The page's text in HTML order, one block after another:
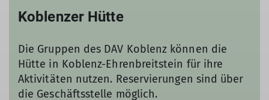
Koblenzer Hütte
Die Gruppen des DAV Koblenz können die
Hütte in Koblenz-Ehrenbreitstein für ihre
Aktivitäten nutzen. Reservierungen sind über
die Geschäftsstelle möglich.